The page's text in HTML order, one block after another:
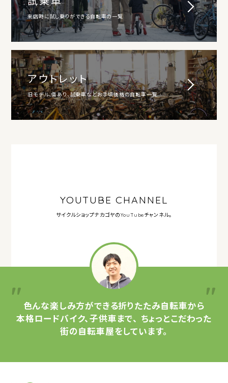
来店時に試し乗りができる自転車の一覧
アウトレット
旧モデル、傷あり、試乗車などお手頃価格の自転車一覧
YOUTUBE CHANNEL
サイクルショップナカゴヤのYouTubeチャンネル。
色んな楽しみ方ができる折りたたみ自転車から
本格ロードバイク、子供車まで、 ちょっとこだわった
街の自転車屋をしています。